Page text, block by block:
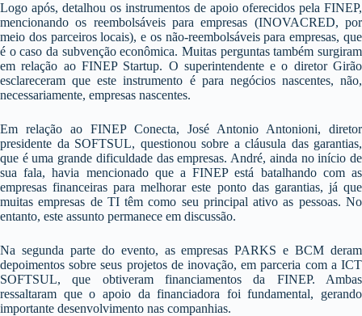
Logo após, detalhou os instrumentos de apoio oferecidos pela FINEP,
mencionando os reembolsáveis para empresas (INOVACRED, por
meio dos parceiros locais), e os não-reembolsáveis para empresas, que
é o caso da subvenção econômica. Muitas perguntas também surgiram
em relação ao FINEP Startup. O superintendente e o diretor Girão
esclareceram que este instrumento é para negócios nascentes, não,
necessariamente, empresas nascentes.
Em relação ao FINEP Conecta, José Antonio Antonioni, diretor
presidente da SOFTSUL, questionou sobre a cláusula das garantias,
que é uma grande dificuldade das empresas. André, ainda no início de
sua fala, havia mencionado que a FINEP está batalhando com as
empresas financeiras para melhorar este ponto das garantias, já que
muitas empresas de TI têm como seu principal ativo as pessoas. No
entanto, este assunto permanece em discussão.
Na segunda parte do evento, as empresas PARKS e BCM deram
depoimentos sobre seus projetos de inovação, em parceria com a ICT
SOFTSUL, que obtiveram financiamentos da FINEP. Ambas
ressaltaram que o apoio da financiadora foi fundamental, gerando
importante desenvolvimento nas companhias.